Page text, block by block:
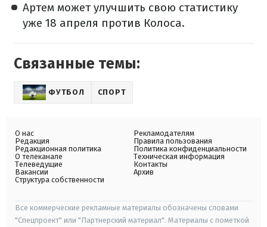
Артем может улучшить свою статистику
уже 18 апреля против Колоса.
Связанные темы:
ФУТБОЛ СПОРТ
О нас
Редакция
Редакционная политика
О телеканале
Телеведущие
Вакансии
Структура собственности
Рекламодателям
Правила пользования
Политика конфиденциальности
Техническая информация
Контакты
Архив
Все коммерческие рекламные материалы обозначены словами
"Спецпроект" или "Партнерский материал". Материалы с пометкой